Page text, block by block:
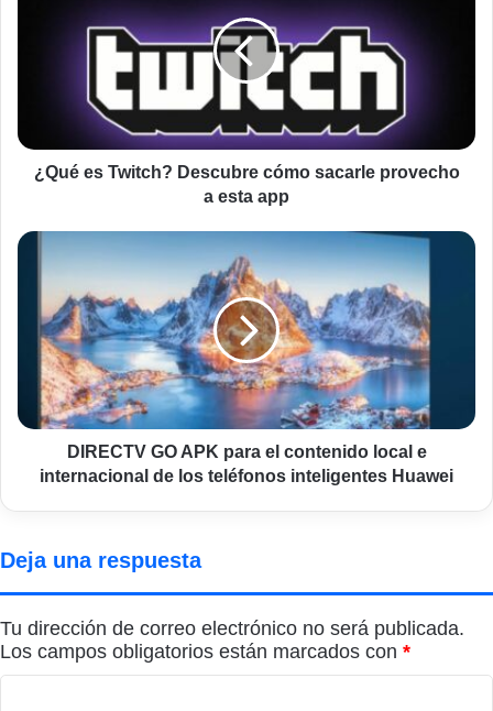
Descubre
provecho
esta
app
¿Qué es Twitch? Descubre cómo sacarle provecho
a esta app
DIRECTV
GO
para
contenido
local
internacional
los
inteligentes
DIRECTV GO APK para el contenido local e
internacional de los teléfonos inteligentes Huawei
Deja una respuesta
Tu dirección de correo electrónico no será publicada.
Los campos obligatorios están marcados con *